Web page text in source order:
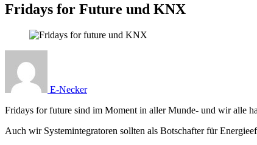
Fridays for Future und KNX
E-Necker
Fridays for future sind im Moment in aller Munde- und wir alle
Auch wir Systemintegratoren sollten als Botschafter für